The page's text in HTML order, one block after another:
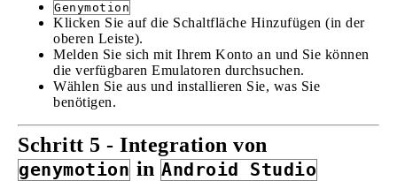
Genymotion
Klicken Sie auf die Schaltfläche Hinzufügen (in der
oberen Leiste).
Melden Sie sich mit Ihrem Konto an und Sie können
die verfügbaren Emulatoren durchsuchen.
Wählen Sie aus und installieren Sie, was Sie
benötigen.
Schritt 5 - Integration von
genymotion in Android Studio